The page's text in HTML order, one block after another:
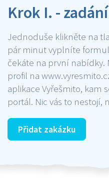
Krok I. -
Jednoduše klikněte na
pár minut vyplníte
čekáte na první nabídky.
profil na
aplikace Vyřešmito, kam
portál. Nic vás to nestojí,
Přidat zakázku